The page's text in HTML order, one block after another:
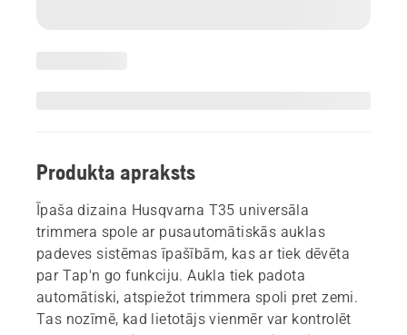
Produkta apraksts
Īpaša dizaina Husqvarna T35 universāla
trimmera spole ar pusautomātiskās auklas
padeves sistēmas īpašībām, kas ar tiek dēvēta
par Tap'n go funkciju. Aukla tiek padota
automātiski, atspiežot trimmera spoli pret zemi.
Tas nozīmē, kad lietotājs vienmēr var kontrolēt